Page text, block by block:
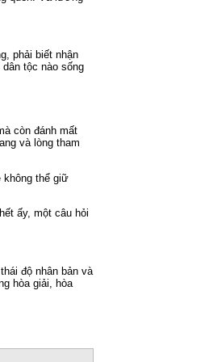
phải biết nhận
tộc nào sống
còn đánh mất
và lòng tham
thể giữ
ấy, một câu hỏi
độ nhân bản và
hòa giải, hòa